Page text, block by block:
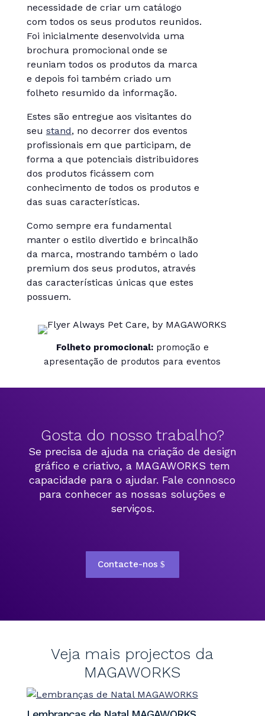
necessidade de criar um catálogo
com todos os seus produtos reunidos.
Foi inicialmente desenvolvida uma
brochura promocional onde se
reuniam todos os produtos da marca
e depois foi também criado um
folheto resumido da informação.
Estes são entregue aos visitantes do
seu stand, no decorrer dos eventos
profissionais em que participam, de
forma a que potenciais distribuidores
dos produtos ficássem com
conhecimento de todos os produtos e
das suas características.
Como sempre era fundamental
manter o estilo divertido e brincalhão
da marca, mostrando também o lado
premium dos seus produtos, através
das características únicas que estes
possuem.
Folheto promocional:promoção e
apresentação de produtos para eventos
Gosta do nosso trabalho?
Se precisa de ajuda na criação de design
gráfico e criativo, a MAGAWORKS tem
capacidade para o ajudar. Fale connosco
para conhecer as nossas soluções e
serviços.
Contacte-nos
Veja mais projectos da
MAGAWORKS